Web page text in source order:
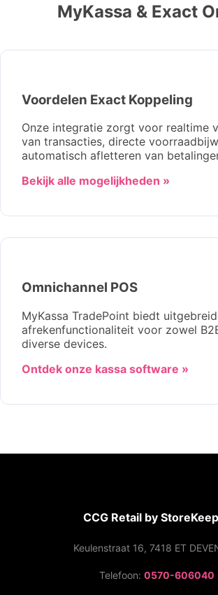
MyKassa & Exact
Voordelen Exact Koppeling
Onze integratie zorgt voor realtime
van transacties, directe
automatisch afletteren van
Bekijk alle mogelijkheden »
Omnichannel POS
MyKassa TradePoint biedt
afrekenfunctionaliteit voor zowel
diverse devices.
Ontdek onze kassa software »
CCG Retail by
Keulenstraat 16, 7418 ET
Telefoon: 0570-606040